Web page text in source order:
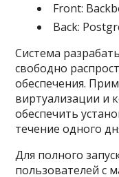
Front:
Back:
Система
свободно
обеспечения.
виртуализации и
обеспечить
течение одного
Для полного
пользователей с